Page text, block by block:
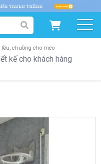
PHẨM
SẢN PHẨM DÀNH CHO CHÓ
lều, chuồng cho mèo
kế cho khách hàng